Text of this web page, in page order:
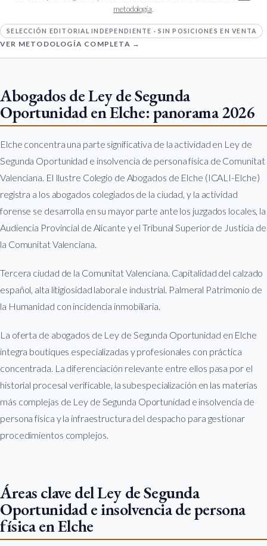
metodología.
SELECCIÓN EDITORIAL INDEPENDIENTE · SIN POSICIONES EN VENTA
VER METODOLOGÍA COMPLETA →
Abogados de Ley de Segunda
Oportunidad en Elche: panorama 2026
Elche concentra una parte significativa de la actividad en Ley de
Segunda Oportunidad e insolvencia de persona física de Comunitat
Valenciana. El Ilustre Colegio de Abogados de Elche (ICALI-Elche)
registra a los abogados colegiados de la ciudad, y la actividad
forense se desarrolla en su mayor parte ante los juzgados locales, la
Audiencia Provincial de Alicante y el Tribunal Superior de Justicia de
la Comunitat Valenciana.
Tercera ciudad de la Comunitat Valenciana. Capitalidad del calzado
español, alta litigiosidad laboral e industrial. Palmeral Patrimonio de
la Humanidad con incidencia inmobiliaria.
La oferta de abogados de Ley de Segunda Oportunidad en Elche
integra boutiques especializadas y profesionales con práctica
concentrada. La diferenciación relevante entre ellos pasa por el
historial procesal verificable, la subespecialización en las materias
más complejas de Ley de Segunda Oportunidad e insolvencia de
persona física y la infraestructura del despacho para gestionar
procedimientos complejos.
Áreas clave del Ley de Segunda
Oportunidad e insolvencia de persona
física en Elche